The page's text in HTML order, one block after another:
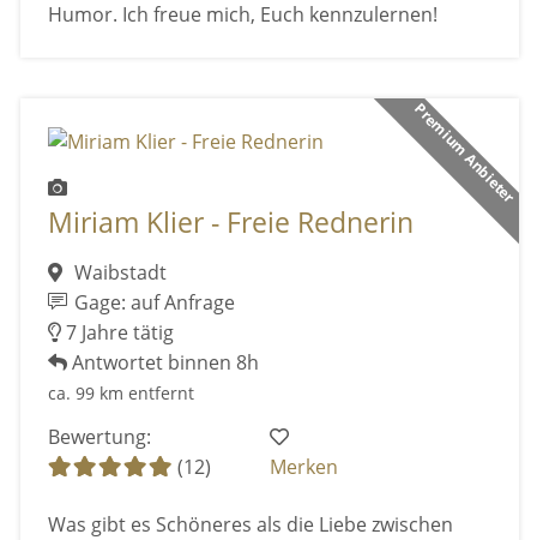
Humor. Ich freue mich, Euch kennzulernen!
Premium Anbieter
Miriam Klier - Freie Rednerin
Waibstadt
Gage: auf Anfrage
7 Jahre tätig
Antwortet binnen 8h
ca. 99 km entfernt
Bewertung:
(12)
Merken
Was gibt es Schöneres als die Liebe zwischen